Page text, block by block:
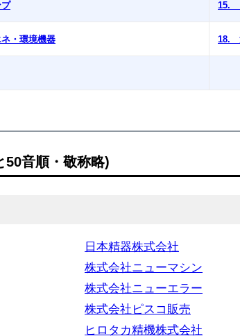
15.
・環境機器 18.
50音順・敬称略)
日本精器株式会社
株式会社ニューマシン
株式会社ニューエラー
株式会社ピスコ販売
ヒロタカ精機株式会社